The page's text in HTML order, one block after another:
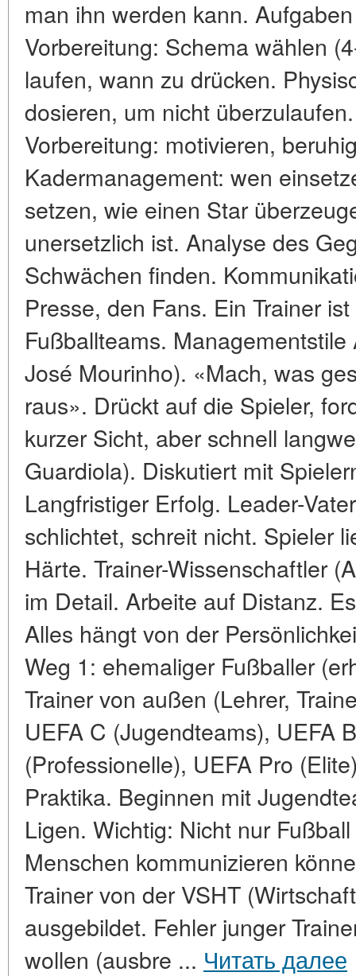
man ihn werden kann.
Vorbereitung: Schema wählen
laufen, wann zu drücken.
dosieren, um nicht
Vorbereitung: motivieren,
Kadermanagement: wen
setzen, wie einen Star
unersetzlich ist. Analyse des
Schwächen finden.
Presse, den Fans. Ein Trainer
Fußballteams.
José Mourinho). «Mach, was
raus». Drückt auf die Spieler,
kurzer Sicht, aber schnell
Guardiola). Diskutiert mit
Langfristiger Erfolg. Leader-
schlichtet, schreit nicht. Spieler
Härte. Trainer-Wissenschaftler
im Detail. Arbeite auf Distanz.
Alles hängt von der
Weg 1: ehemaliger Fußballer
Trainer von außen (Lehrer,
UEFA C (Jugendteams), UEFA
(Professionelle), UEFA Pro
Praktika. Beginnen mit
Ligen. Wichtig: Nicht nur
Menschen kommunizieren
Trainer von der VSHT
ausgebildet. Fehler junger
wollen (ausbre ... Читать далее